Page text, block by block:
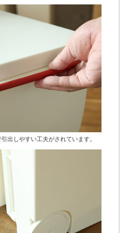
出しやすい工夫がされています。